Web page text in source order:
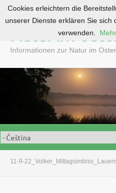
o
e
n
Natur im
Informationen zur Natur im
11-9-
Cookies erleichtern die
unserer Dienste erklären Sie sich
verwenden.